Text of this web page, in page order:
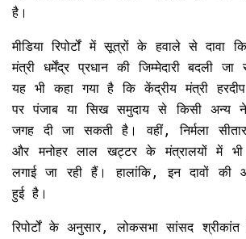
है।
मीडिया रिपोर्टों में सूत्रों के हवाले से दावा
मंत्री धर्मेंद्र प्रधान की जिम्मेदारी बदली जा
यह भी कहा गया है कि केंद्रीय मंत्री
पर पंजाब या सिख समुदाय से किसी अन्य
जगह दी जा सकती है। वहीं, निर्मला
और मनोहर लाल खट्टर के मंत्रालयों में
लगाई जा रही हैं। हालांकि, इन दावों की
हुई है।
रिपोर्टों के अनुसार, लोकसभा सांसद